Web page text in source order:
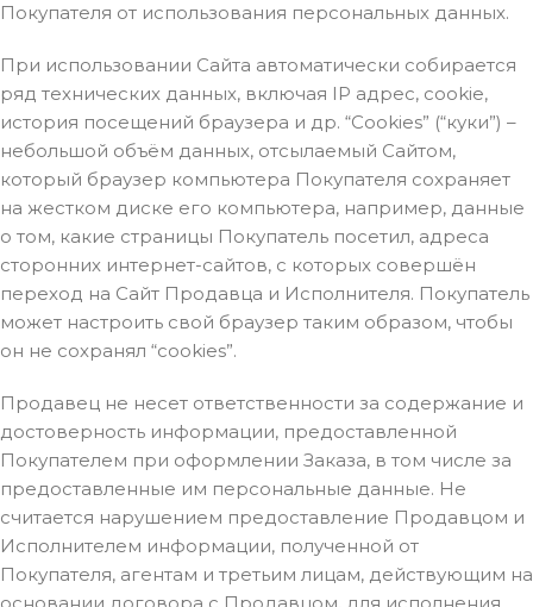
Покупателя от использования персональных данных.
При использовании Сайта автоматически собирается
ряд технических данных, включая IP адрес, cookie,
история посещений браузера и др. “Cookies” (“куки”) –
небольшой объём данных, отсылаемый Сайтом,
который браузер компьютера Покупателя сохраняет
на жестком диске его компьютера, например, данные
о том, какие страницы Покупатель посетил, адреса
сторонних интернет-сайтов, с которых совершён
переход на Сайт Продавца и Исполнителя. Покупатель
может настроить свой браузер таким образом, чтобы
он не сохранял “cookies”.
Продавец не несет ответственности за содержание и
достоверность информации, предоставленной
Покупателем при оформлении Заказа, в том числе за
предоставленные им персональные данные. Не
считается нарушением предоставление Продавцом и
Исполнителем информации, полученной от
Покупателя, агентам и третьим лицам, действующим на